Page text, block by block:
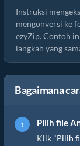
Instruksi
mengonversi ke
ezyZip. Contoh
langkah yang
Bagaimana
Pilih file
Klik "Pilih